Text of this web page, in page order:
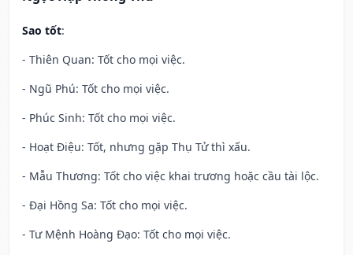
Sao tốt:
- Thiên Quan: Tốt cho mọi việc.
- Ngũ Phú: Tốt cho mọi việc.
- Phúc Sinh: Tốt cho mọi việc.
- Hoạt Điệu: Tốt, nhưng gặp Thụ Tử thì xấu.
- Mẫu Thương: Tốt cho việc khai trương hoặc cầu tài lộc.
- Đại Hồng Sa: Tốt cho mọi việc.
- Tư Mệnh Hoàng Đạo: Tốt cho mọi việc.